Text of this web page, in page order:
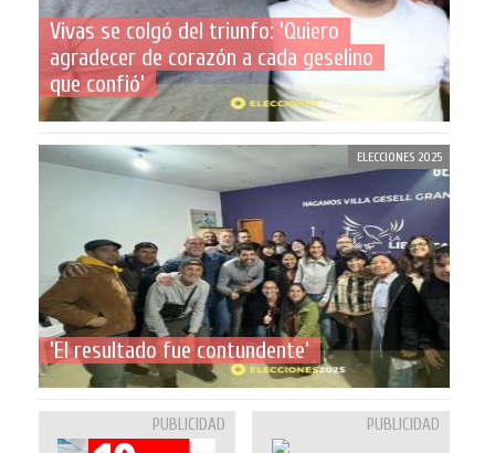
Vivas se colgó del triunfo: 'Quiero
agradecer de corazón a cada geselino
que confió'
ELECCIONES 2025
'El resultado fue contundente'
PUBLICIDAD PUBLICIDAD